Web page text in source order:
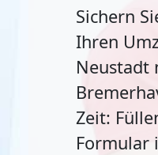
Sichern
Ihren
Neustadt
Zeit:
Formular